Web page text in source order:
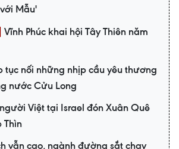
Mẫu'
Vĩnh Phúc khai hội Tây Thiên năm
tục nối những nhịp cầu yêu thương
nước Cửu Long
Việt tại Israel đón Xuân Quê
Thìn
vẫn cao, ngành đường sắt chạy